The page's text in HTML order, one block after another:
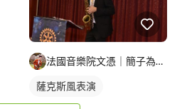
法國音樂院文憑｜簡子為｜20年薩克斯風教學經驗
薩克斯風表演